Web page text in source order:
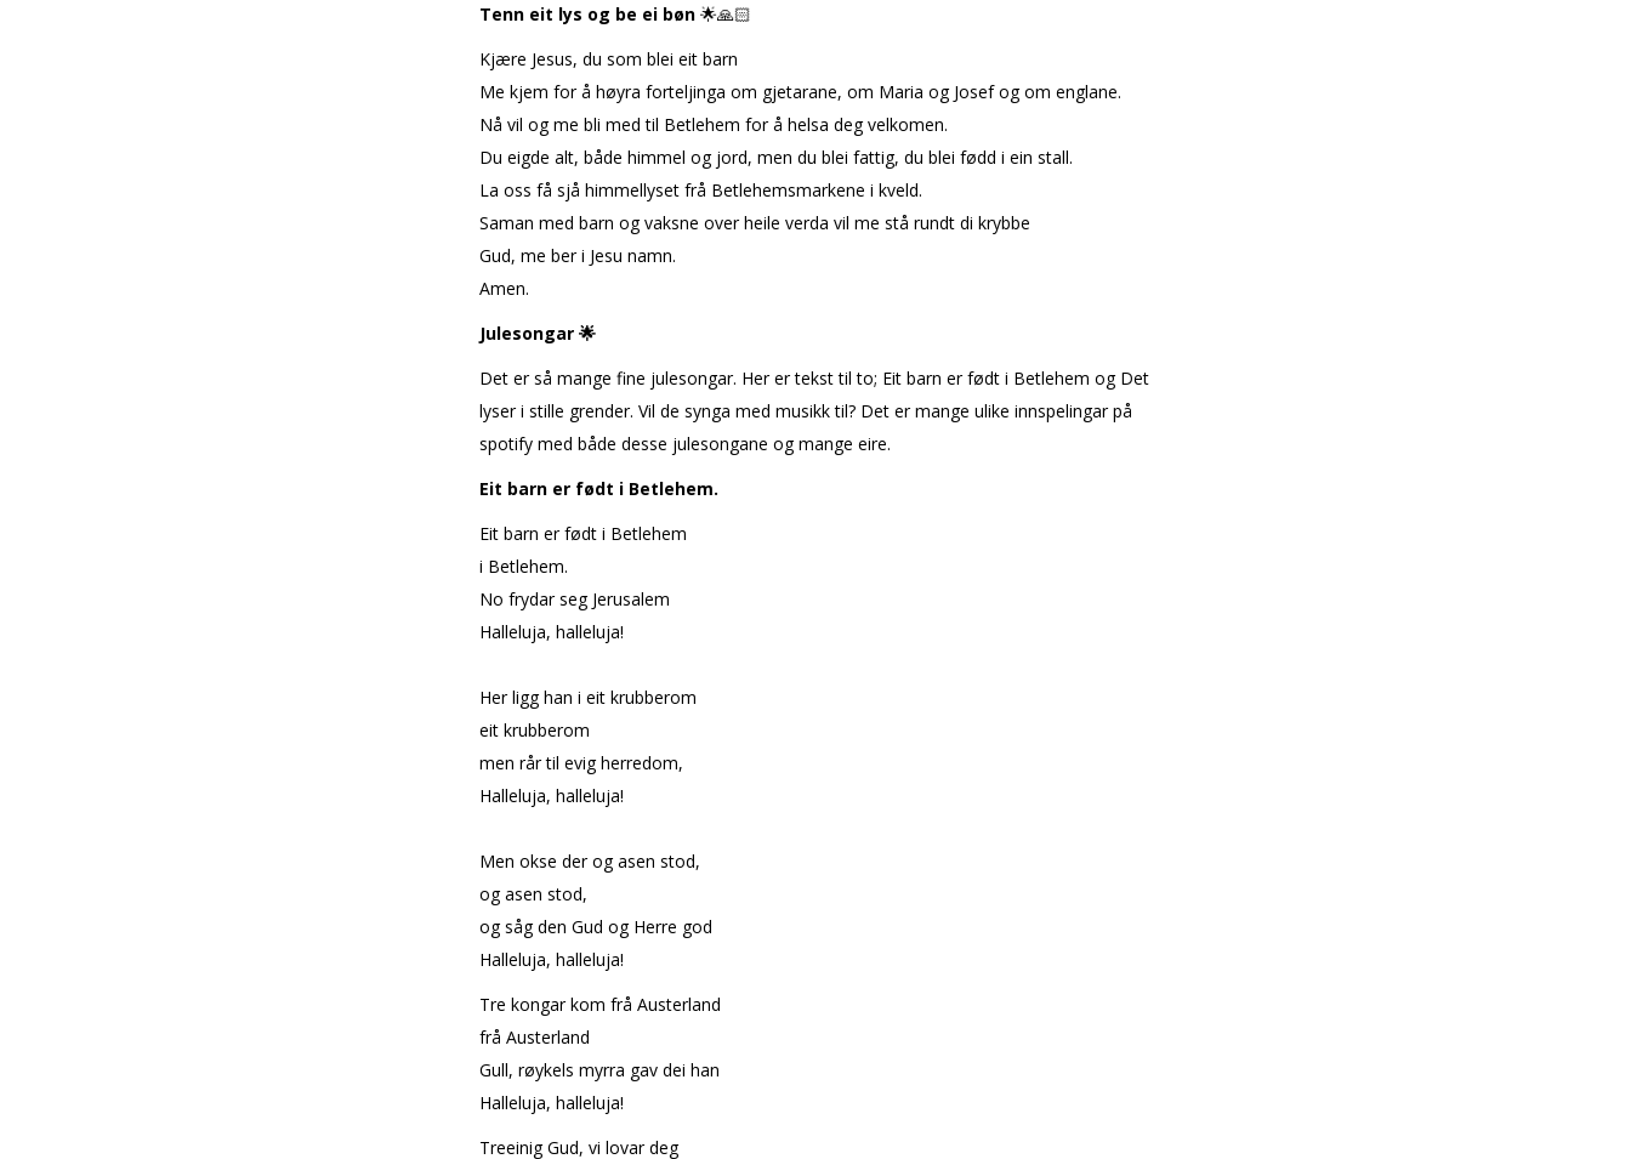
Tenn eit lys og be ei bøn 🌟🙏🏻
Kjære Jesus, du som blei eit barn
Me kjem for å høyra forteljinga om gjetarane, om Maria og Josef og om englane.
Nå vil og me bli med til Betlehem for å helsa deg velkomen.
Du eigde alt, både himmel og jord, men du blei fattig, du blei fødd i ein stall.
La oss få sjå himmellyset frå Betlehemsmarkene i kveld.
Saman med barn og vaksne over heile verda vil me stå rundt di krybbe
Gud, me ber i Jesu namn.
Amen.
Julesongar 🌟
Det er så mange fine julesongar. Her er tekst til to; Eit barn er født i Betlehem og Det
lyser i stille grender. Vil de synga med musikk til? Det er mange ulike innspelingar på
spotify med både desse julesongane og mange fleire.
Eit barn er født i Betlehem.
Eit barn er født i Betlehem
i Betlehem.
No frydar seg Jerusalem
Halleluja, halleluja!
Her ligg han i eit krubberom
eit krubberom
men rår til evig herredom,
Halleluja, halleluja!
Men okse der og asen stod,
og asen stod,
og såg den Gud og Herre god
Halleluja, halleluja!
Tre kongar kom frå Austerland
frå Austerland
Gull, røykels myrra gav dei han
Halleluja, halleluja!
Treeinig Gud, vi lovar deg